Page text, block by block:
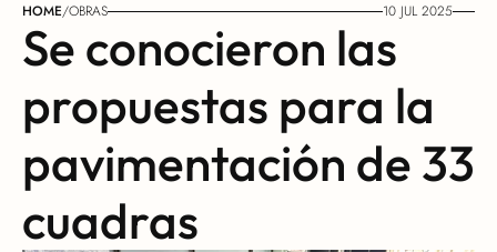
HOME/OBRAS 10 JUL 2025
Se conocieron las
propuestas para la
pavimentación de 33
cuadras